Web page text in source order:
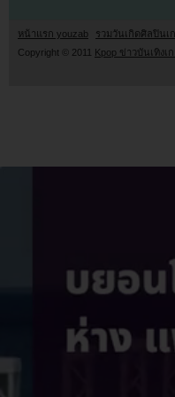
หน้าแรก youzab รวมวันเกิดศิลปินเ
Copyright © 2011
Kpop ข่าวบันเทิง